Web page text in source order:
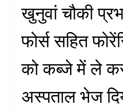
खुनुवां चौकी
फोर्स सहित
को कब्जे में ले कर
अस्पताल भेज